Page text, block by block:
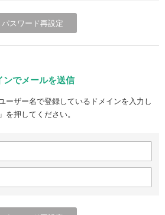
ンでメールを送信
ーザー名で登録しているドメインを入力し
を押してください。